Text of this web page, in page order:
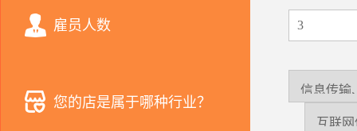
雇员人数
您的店是属于哪种行业？